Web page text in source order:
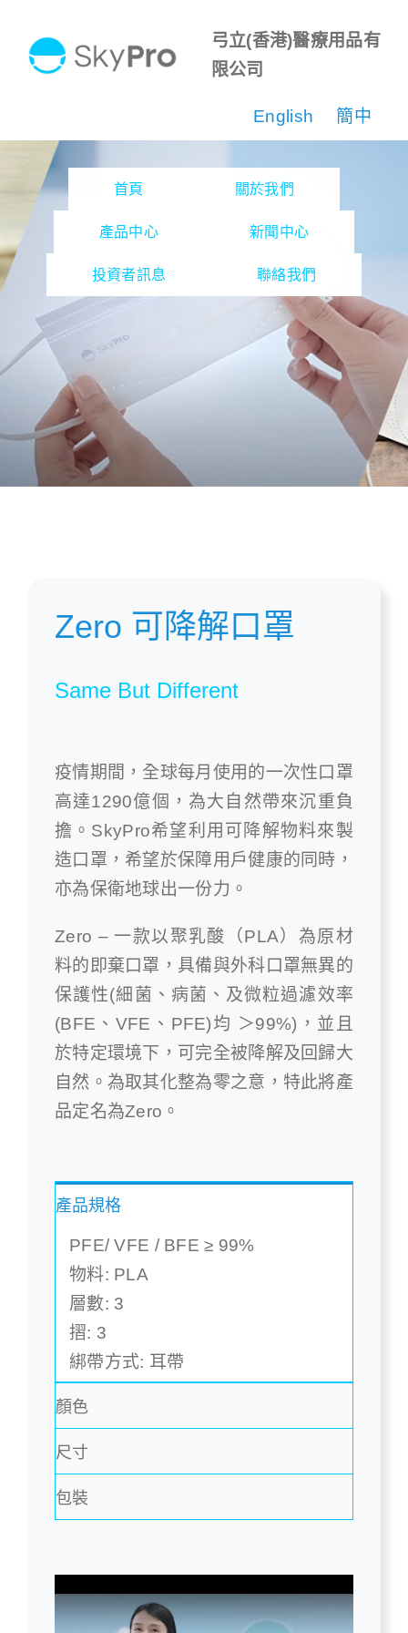
content
弓立(香港)醫療用品有
限公司
English 簡中
首頁 關於我們
產品中心 新聞中心
投資者訊息 聯絡我們
Zero 可降解口罩
Same But Different
疫情期間，全球每月使用的一次性口罩
高達1290億個，為大自然帶來沉重負
擔。SkyPro希望利用可降解物料來製
造口罩，希望於保障用戶健康的同時，
亦為保衛地球出一份力。
Zero – 一款以聚乳酸（PLA）為原材
料的即棄口罩，具備與外科口罩無異的
保護性(細菌、病菌、及微粒過濾效率
(BFE、VFE、PFE)均 ＞99%)，並且
於特定環境下，可完全被降解及回歸大
自然。為取其化整為零之意，特此將產
品定名為Zero。
產品規格
PFE/ VFE / BFE ≥ 99%
物料: PLA
層數: 3
摺: 3
綁帶方式: 耳帶
顏色
尺寸
包裝